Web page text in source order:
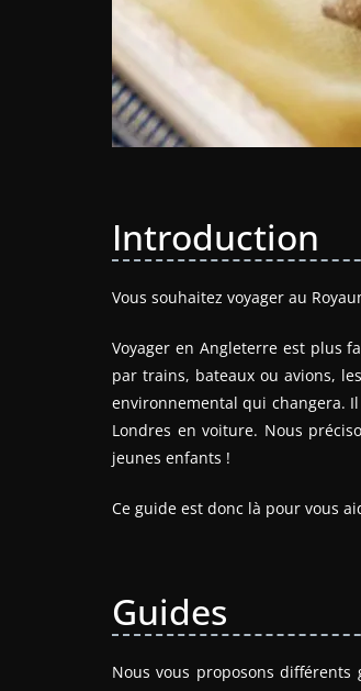
Introduction
Vous souhaitez voyager au
Voyager en Angleterre est plus
par trains, bateaux ou avions,
environnemental qui changera.
Londres en voiture. Nous
jeunes enfants !
Ce guide est donc là pour vous
Guides
Nous vous proposons